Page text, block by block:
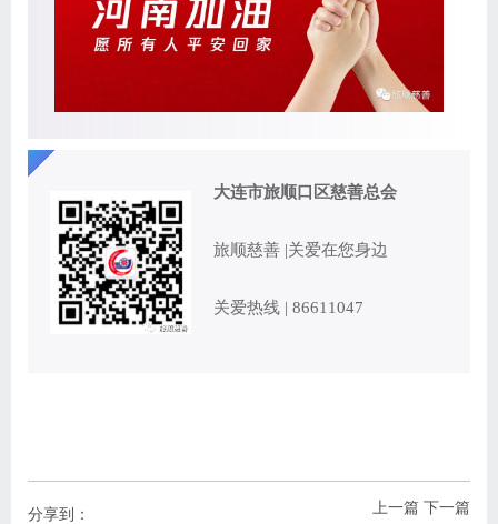
大连市旅顺口区慈善总会
旅顺慈善 |关爱在您身边
关爱热线 |86611047
上一篇 下一篇
分享到：